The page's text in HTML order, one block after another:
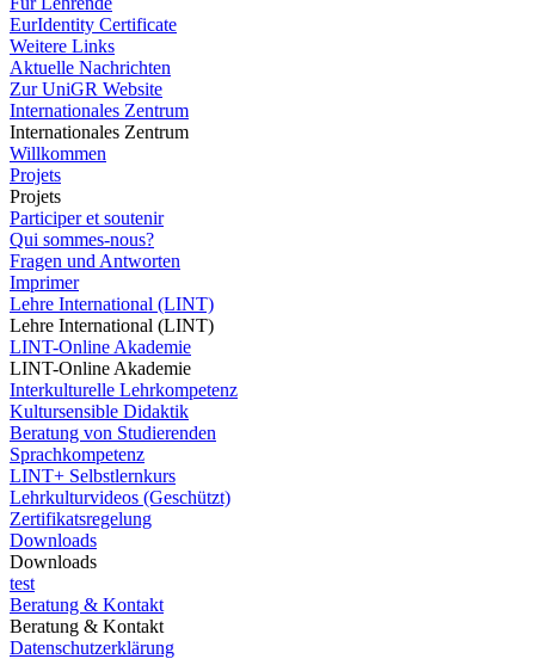
EurIdentity Certificate
Weitere Links
Aktuelle Nachrichten
Zur UniGR Website
Internationales Zentrum
Internationales Zentrum
Willkommen
Projets
Projets
Participer et soutenir
Qui sommes-nous?
Fragen und Antworten
Imprimer
Lehre International (LINT)
Lehre International (LINT)
LINT-Online Akademie
LINT-Online Akademie
Interkulturelle Lehrkompetenz
Kultursensible Didaktik
Beratung von Studierenden
Sprachkompetenz
LINT+ Selbstlernkurs
Lehrkulturvideos (Geschützt)
Zertifikatsregelung
Downloads
Downloads
test
Beratung & Kontakt
Beratung & Kontakt
Datenschutzerklärung